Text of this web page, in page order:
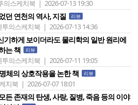
의스케치북 | 2026-07-13 19:30
던 연천의 역사, 지질 리뷰
투의스케치북 | 2026-07-13 14:36
기하게 보이더라도 물리학의 일반 원리에
는 책
리뷰
투의스케치북 | 2026-07-11 19:05
체의 상호작용을 논한 책 리뷰
치북 | 2026-07-07 18:01
든 존재의 탄생, 사랑, 질병, 죽음 등의 이야